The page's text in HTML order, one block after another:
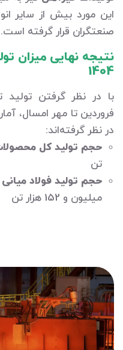
این مورد بیش از سایر
صنعتگران قرار گرفته است.
نتیجه نهایی میزان
1404
با در نظر گرفتن تولید
فروردین تا مهر امسال،
در نظر گرفته‌اند:
حجم تولید کل
تن
حجم تولید فولاد
میلیون و 152 هزار تن